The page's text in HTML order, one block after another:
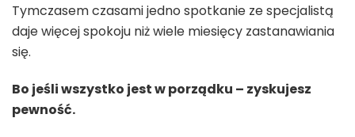
Tymczasem czasami jedno spotkanie ze specjalistą
daje więcej spokoju niż wiele miesięcy zastanawiania
się.
Bo jeśli wszystko jest w porządku – zyskujesz
pewność.